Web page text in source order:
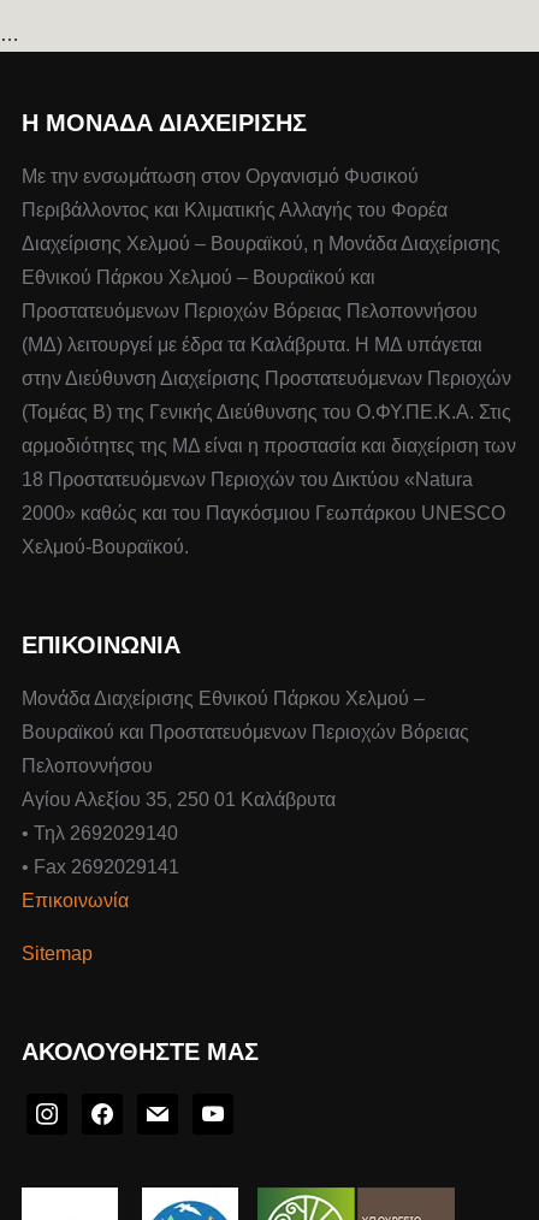
…
Η ΜΟΝΆΔΑ ΔΙΑΧΕΊΡΙΣΗΣ
Με την ενσωμάτωση στον Οργανισμό Φυσικού
Περιβάλλοντος και Κλιματικής Αλλαγής του Φορέα
Διαχείρισης Χελμού – Βουραϊκού, η Μονάδα Διαχείρισης
Εθνικού Πάρκου Χελμού – Βουραϊκού και
Προστατευόμενων Περιοχών Βόρειας Πελοποννήσου
(ΜΔ) λειτουργεί με έδρα τα Καλάβρυτα. Η ΜΔ υπάγεται
στην Διεύθυνση Διαχείρισης Προστατευόμενων Περιοχών
(Τομέας Β) της Γενικής Διεύθυνσης του Ο.ΦΥ.ΠΕ.Κ.Α. Στις
αρμοδιότητες της ΜΔ είναι η προστασία και διαχείριση των
18 Προστατευόμενων Περιοχών του Δικτύου «Natura
2000» καθώς και του Παγκόσμιου Γεωπάρκου UNESCO
Χελμού-Βουραϊκού.
ΕΠΙΚΟΙΝΩΝΙΑ
Μονάδα Διαχείρισης Εθνικού Πάρκου Χελμού –
Βουραϊκού και Προστατευόμενων Περιοχών Βόρειας
Πελοποννήσου
Αγίου Αλεξίου 35, 250 01 Καλάβρυτα
• Τηλ 2692029140
• Fax 2692029141
Επικοινωνία
Sitemap
ΑΚΟΛΟΥΘΉΣΤΕ ΜΑΣ
instagramfacebookmail youtube